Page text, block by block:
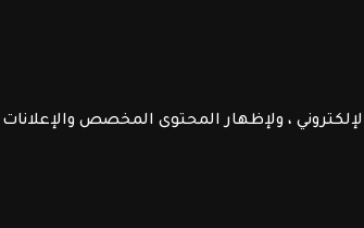
، ولإظهار المحتوى المخصص